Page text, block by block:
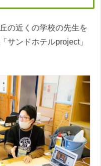
の近くの学校の先生を
サンドホテルproject」